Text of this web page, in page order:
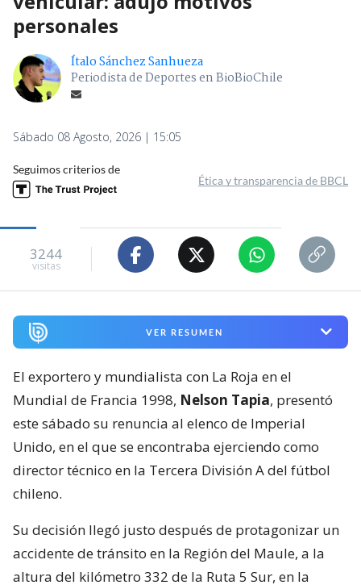
personales
Ítalo Sánchez Sanhueza
Periodista de Deportes en BioBioChile
Sábado 08 Agosto, 2026 | 15:05
Seguimos criterios de
Ética y transparencia de BBCL
3244
visitas
VER RESUMEN
El exportero y mundialista con La Roja en el
Mundial de Francia 1998, Nelson Tapia, presentó
este sábado su renuncia al elenco de Imperial
Unido, en el que se encontraba ejerciendo como
director técnico en la Tercera División A del fútbol
chileno.
Su decisión llegó justo después de protagonizar un
accidente de tránsito en la Región del Maule, a la
altura del kilómetro 332 de la Ruta 5 Sur, en la